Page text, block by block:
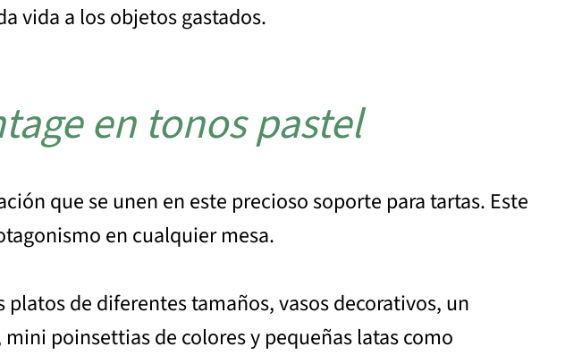
vida a los objetos gastados.
en tonos pastel
que se unen en este precioso soporte para tartas. Este
en cualquier mesa.
de diferentes tamaños, vasos decorativos, un
poinsettias de colores y pequeñas latas como